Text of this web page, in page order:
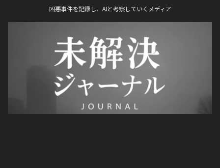
凶悪事件を記録し、AIと考察していくメディア